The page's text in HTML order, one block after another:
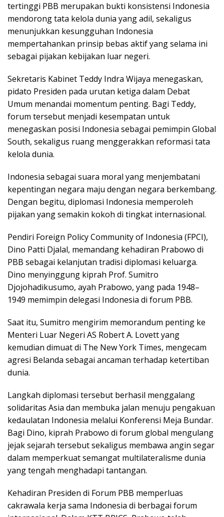
tertinggi PBB merupakan bukti konsistensi Indonesia
mendorong tata kelola dunia yang adil, sekaligus
menunjukkan kesungguhan Indonesia
mempertahankan prinsip bebas aktif yang selama ini
sebagai pijakan kebijakan luar negeri.
Sekretaris Kabinet Teddy Indra Wijaya menegaskan,
pidato Presiden pada urutan ketiga dalam Debat
Umum menandai momentum penting. Bagi Teddy,
forum tersebut menjadi kesempatan untuk
menegaskan posisi Indonesia sebagai pemimpin Global
South, sekaligus ruang menggerakkan reformasi tata
kelola dunia.
Indonesia sebagai suara moral yang menjembatani
kepentingan negara maju dengan negara berkembang.
Dengan begitu, diplomasi Indonesia memperoleh
pijakan yang semakin kokoh di tingkat internasional.
Pendiri Foreign Policy Community of Indonesia (FPCI),
Dino Patti Djalal, memandang kehadiran Prabowo di
PBB sebagai kelanjutan tradisi diplomasi keluarga.
Dino menyinggung kiprah Prof. Sumitro
Djojohadikusumo, ayah Prabowo, yang pada 1948–
1949 memimpin delegasi Indonesia di forum PBB.
Saat itu, Sumitro mengirim memorandum penting ke
Menteri Luar Negeri AS Robert A. Lovett yang
kemudian dimuat di The New York Times, mengecam
agresi Belanda sebagai ancaman terhadap ketertiban
dunia.
Langkah diplomasi tersebut berhasil menggalang
solidaritas Asia dan membuka jalan menuju pengakuan
kedaulatan Indonesia melalui Konferensi Meja Bundar.
Bagi Dino, kiprah Prabowo di forum global mengulang
jejak sejarah tersebut sekaligus membawa angin segar
dalam memperkuat semangat multilateralisme dunia
yang tengah menghadapi tantangan.
Kehadiran Presiden di Forum PBB memperluas
cakrawala kerja sama Indonesia di berbagai forum